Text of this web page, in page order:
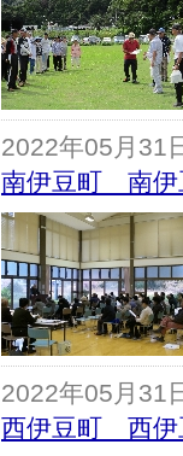
2022年05月31
南伊豆町 南伊
2022年05月31
西伊豆町 西伊